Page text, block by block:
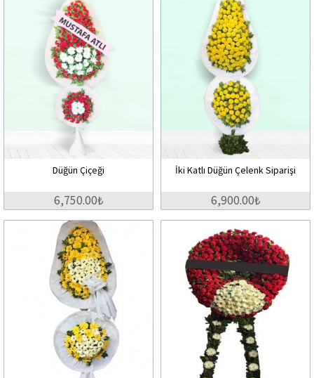
Düğün Çiçeği
6,750.00₺
İki Katlı Düğün Çelenk Siparişi
6,900.00₺